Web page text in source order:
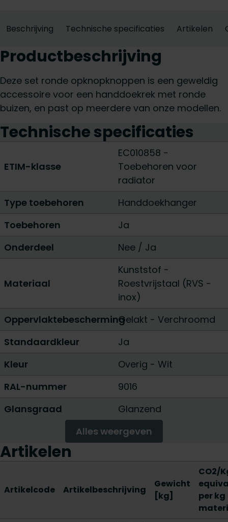
Beschrijving Technische specificaties Artikelen
Productbeschrijving
Deze set ronde opknopknoppen is een geweldig
accessoire voor een handdoekrek met ronde
buizen, en past op meerdere van onze modellen.
Technische specificaties
ETIM-klasse
EC010858 -
Toebehoren voor
radiator
Type toebehoren
Handdoekhanger
Toebehoren
Ja
Onderdeel
Nee / Ja
Materiaal
Kunststof -
Roestvrijstaal (RVS -
inox)
OppervlaktebeschermingGelakt - Verchroomd
Standaardkleur
Ja
Kleur
Overig - Wit
RAL-nummer
9016
Glansgraad
Glanzend
Alles weergeven
Artikelen
Artikelcode Artikelbeschrijving
Gewicht
[kg]
CO2/
per kg